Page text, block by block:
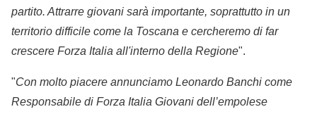
partito. Attrarre giovani sarà importante, soprattutto in un
territorio difficile come la Toscana e cercheremo di far
crescere Forza Italia all'interno della Regione".
"Con molto piacere annunciamo Leonardo Banchi come
Responsabile di Forza Italia Giovani dell’empolese